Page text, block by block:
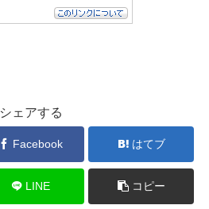
シェアする
Facebook はてブ
LINE コピー